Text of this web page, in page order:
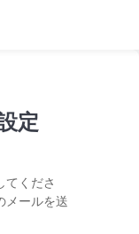
定
てくださ
メールを送